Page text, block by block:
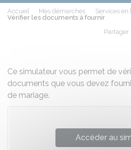
Accueil Mes démarches
Services
Vérifier les documents à fournir
Partager
Ce simulateur vous permet de
documents que vous devez
de mariage.
Accéder au